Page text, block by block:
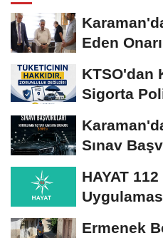
Eden
KTSO'dan
Sigorta
Sınav
HAYAT
Ermenek